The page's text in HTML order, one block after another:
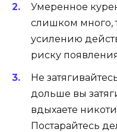
Умеренное
слишком много,
усилению
риску
Не
дольше вы
вдыхаете
Постарайтесь